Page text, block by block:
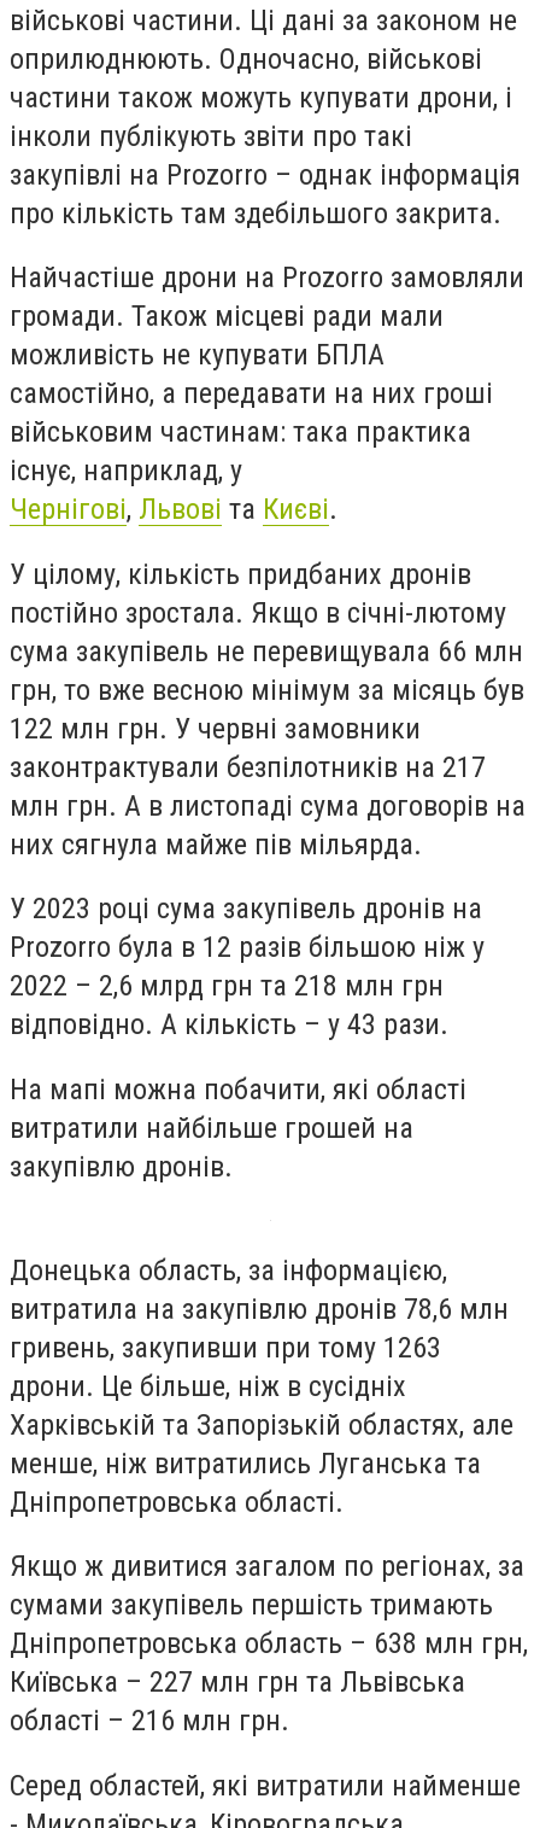
військові частини. Ці дані за законом не
оприлюднюють. Одночасно, військові
частини також можуть купувати дрони, і
інколи публікують звіти про такі
закупівлі на Prozorro – однак інформація
про кількість там здебільшого закрита.
Найчастіше дрони на Prozorro замовляли
громади. Також місцеві ради мали
можливість не купувати БПЛА
самостійно, а передавати на них гроші
військовим частинам: така практика
існує, наприклад, у
Чернігові, Львові та Києві.
У цілому, кількість придбаних дронів
постійно зростала. Якщо в січні-лютому
сума закупівель не перевищувала 66 млн
грн, то вже весною мінімум за місяць був
122 млн грн. У червні замовники
законтрактували безпілотників на 217
млн грн. А в листопаді сума договорів на
них сягнула майже пів мільярда.
У 2023 році сума закупівель дронів на
Prozorro була в 12 разів більшою ніж у
2022 – 2,6 млрд грн та 218 млн грн
відповідно. А кількість – у 43 рази.
На мапі можна побачити, які області
витратили найбільше грошей на
закупівлю дронів.
Донецька область, за інформацією,
витратила на закупівлю дронів 78,6 млн
гривень, закупивши при тому 1263
дрони. Це більше, ніж в сусідніх
Харківській та Запорізькій областях, але
менше, ніж витратились Луганська та
Дніпропетровська області.
Якщо ж дивитися загалом по регіонах, за
сумами закупівель першість тримають
Дніпропетровська область – 638 млн грн,
Київська – 227 млн грн та Львівська
області – 216 млн грн.
Серед областей, які витратили найменше